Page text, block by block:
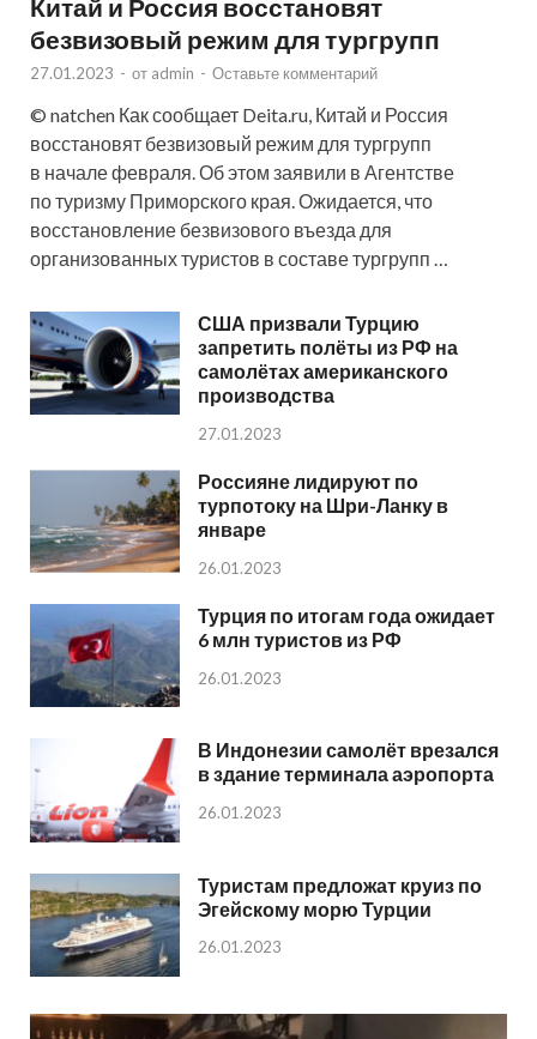
Китай и Россия восстановят
безвизовый режим для тургрупп
27.01.2023 - от admin - Оставьте комментарий
© natchen Как сообщает Deita.ru, Китай и Россия
восстановят безвизовый режим для тургрупп
в начале февраля. Об этом заявили в Агентстве
по туризму Приморского края. Ожидается, что
восстановление безвизового въезда для
организованных туристов в составе тургрупп …
США призвали Турцию
запретить полёты из РФ на
самолётах американского
производства
27.01.2023
Россияне лидируют по
турпотоку на Шри-Ланку в
январе
26.01.2023
Турция по итогам года ожидает
6 млн туристов из РФ
26.01.2023
В Индонезии самолёт врезался
в здание терминала аэропорта
26.01.2023
Туристам предложат круиз по
Эгейскому морю Турции
26.01.2023